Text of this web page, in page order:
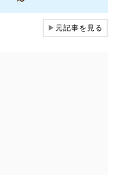
▶元記事を見る